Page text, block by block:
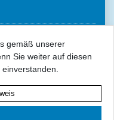
gemäß unserer
Sie weiter auf diesen